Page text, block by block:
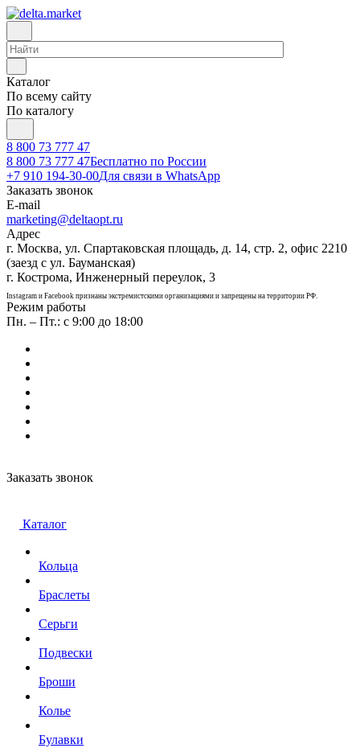
Каталог
По всему сайту
По каталогу
8 800 73 777 47
8 800 73 777 47Бесплатно по России
+7 910 194-30-00Для связи в WhatsApp
Заказать звонок
E-mail
marketing@deltaopt.ru
Адрес
г. Москва, ул. Спартаковская площадь, д. 14, стр. 2, офис 2210
(заезд с ул. Бауманская)
г. Кострома, Инженерный переулок, 3
Instagram и Facebook признаны экстремистскими организациями и запрещены на территории РФ.
Режим работы
Пн. – Пт.: с 9:00 до 18:00
Заказать звонок
Каталог
Кольца
Браслеты
Серьги
Подвески
Броши
Колье
Булавки